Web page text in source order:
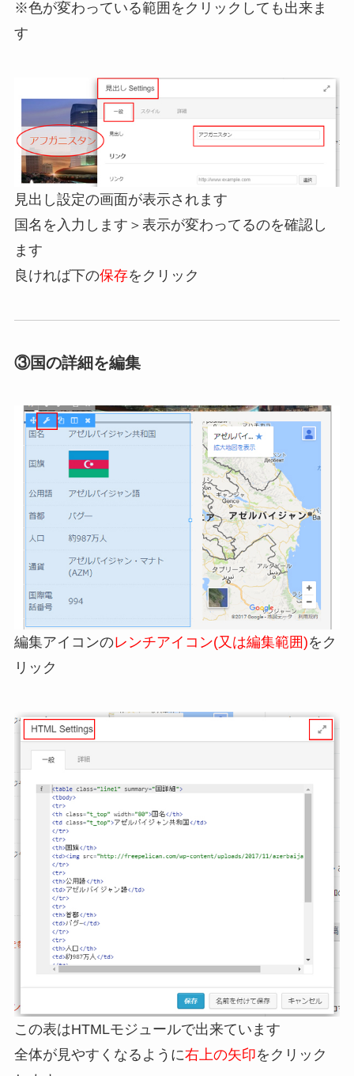
※色が変わっている範囲をクリックしても出来ま
す
見出し設定の画面が表示されます
国名を入力します＞表示が変わってるのを確認し
ます
良ければ下の保存をクリック
③国の詳細を編集
編集アイコンのレンチアイコン(又は編集範囲)をク
リック
この表はHTMLモジュールで出来ています
全体が見やすくなるように右上の矢印をクリック